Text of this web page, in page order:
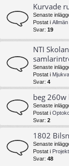
Kurvade
Senaste
Postat i
Svar: 19
NTI
Senaste
Postat i
Svar: 4
beg 260w
Senaste
Postat i
Svar: 2
1802
Senaste
Postat i Projekt
Svar: 48